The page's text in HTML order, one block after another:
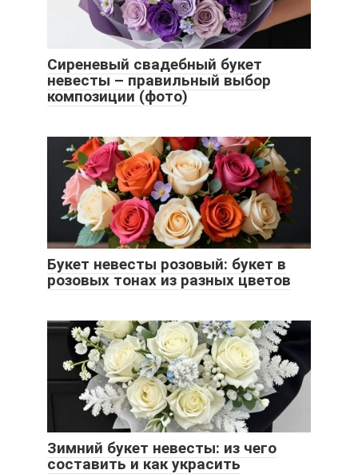
Сиреневый свадебный букет
невесты – правильный выбор
композиции (фото)
Букет невесты розовый: букет в
розовых тонах из разных цветов
Зимний букет невесты: из чего
составить и как украсить